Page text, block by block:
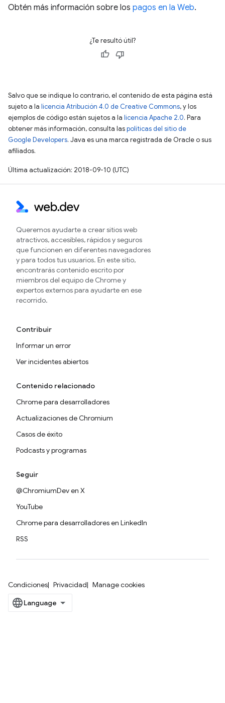
Obtén más información sobre los pagos en la Web.
¿Te resultó útil?
Salvo que se indique lo contrario, el contenido de esta página está
sujeto a la licencia Atribución 4.0 de Creative Commons, y los
ejemplos de código están sujetos a la licencia Apache 2.0. Para
obtener más información, consulta laspolíticas del sitio de
Google Developers. Java es una marca registrada de Oracle o sus
afiliados.
Última actualización: 2018-09-10 (UTC)
Queremos ayudarte a crear sitios web
atractivos, accesibles, rápidos y seguros
que funcionen en diferentes navegadores
y para todos tus usuarios. En este sitio,
encontrarás contenido escrito por
miembros del equipo de Chrome y
expertos externos para ayudarte en ese
recorrido.
Contribuir
Informar un error
Ver incidentes abiertos
Contenido relacionado
Chrome para desarrolladores
Actualizaciones de Chromium
Casos de éxito
Podcasts y programas
Seguir
@ChromiumDev en X
YouTube
Chrome para desarrolladores en LinkedIn
RSS
Condiciones Privacidad Manage cookies